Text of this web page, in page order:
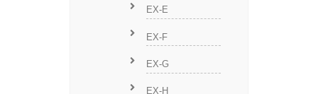
EX-E
EX-F
EX-G
EX-H